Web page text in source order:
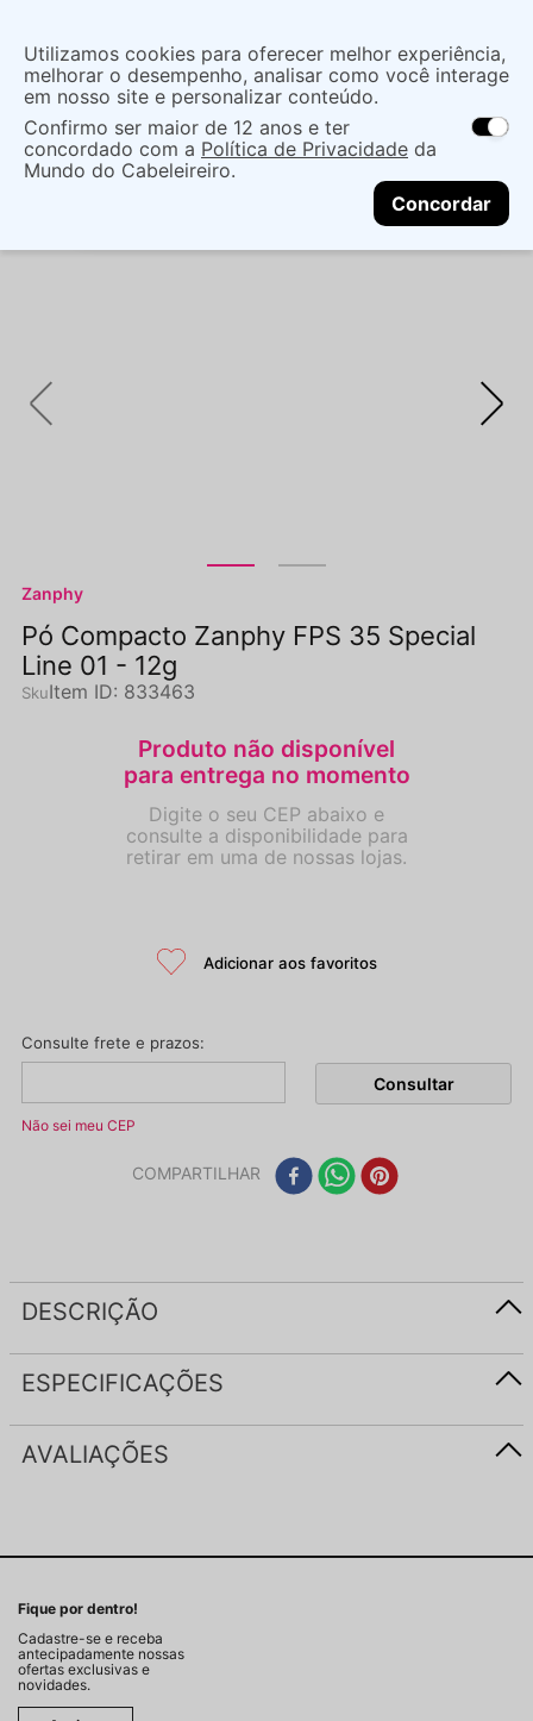
localização
As ofertas e opções de entrega variam de
acordo com a região.Não sei meu CEP
CONTINUAR
O que você procura?
Maquiagem Face Pó
PÓ COMPACTO
ZANPHY FPS 35 SPECIAL LINE 01 - 12G
Zanphy
Pó Compacto Zanphy FPS 35 Special
Line 01 - 12g
Item ID: 833463
Não sei meu CEP
COMPARTILHAR
DESCRIÇÃO
ESPECIFICAÇÕES
AVALIAÇÕES
Fique por dentro!
Cadastre-se e receba
antecipadamente nossas
ofertas exclusivas e
novidades.
Utilizamos cookies para oferecer melhor experiência,
melhorar o desempenho, analisar como você interage
em nosso site e personalizar conteúdo.
Confirmo ser maior de 12 anos e ter
concordado com a Política de Privacidade da
Mundo do Cabeleireiro.
Concordar